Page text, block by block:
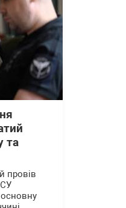
та
провів